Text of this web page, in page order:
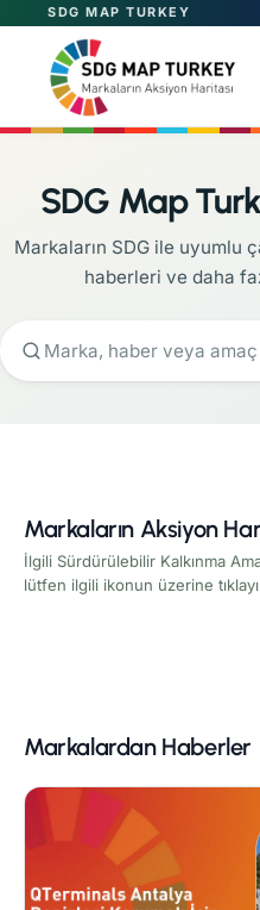
SDG MAP TURKEY
SDG Map
Markaların SDG ile uyumlu
haberleri ve daha
Markaların Aksiyon
İlgili Sürdürülebilir Kalkınma
lütfen ilgili ikonun üzerine
Markalardan Haberler